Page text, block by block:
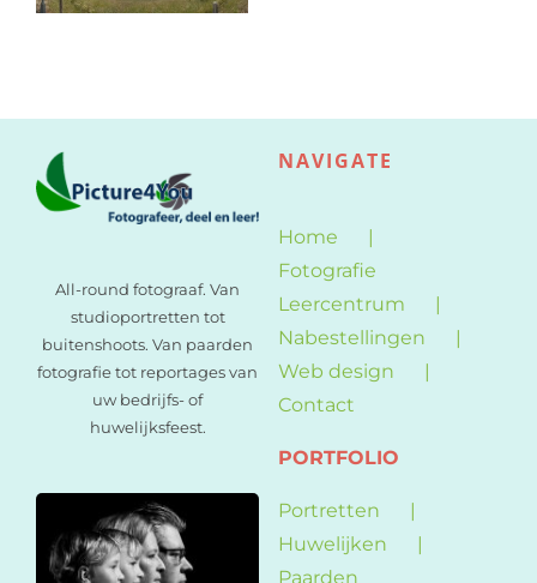
All-round fotograaf. Van
studioportretten tot
buitenshoots. Van paarden
fotografie tot reportages van
uw bedrijfs- of
huwelijksfeest.
NAVIGATE
Home
Fotografie
Leercentrum
Nabestellingen
Web design
Contact
PORTFOLIO
Portretten
Huwelijken
Paarden